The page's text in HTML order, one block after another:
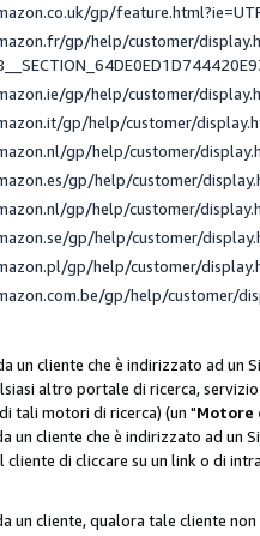
gp/
gp/help/customer/
gp/help/customer/
gp/help/customer/
gp/help/customer/
gp/help/customer/
gp/help/customer/
gp/help/customer/
gp/help/customer/
gp/help/customer/
un cliente che è indirizzato ad un
altro portale di ricerca,
tali motori di ricerca) (un "Motore
un cliente che è indirizzato ad un
di cliccare su un link o di
un cliente, qualora tale cliente